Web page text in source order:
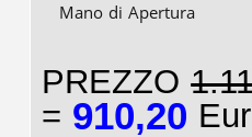
Mano di Apertura
PREZZO
= 910,20